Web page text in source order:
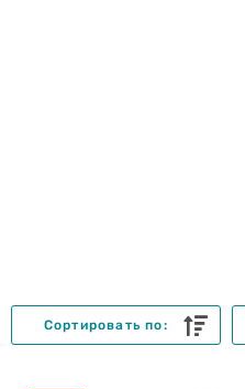
Сортировать по: